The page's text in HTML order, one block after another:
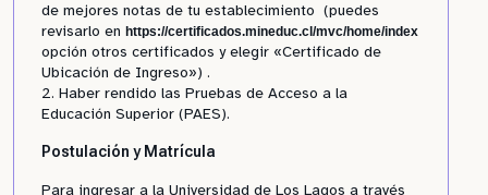
de mejores notas de tu establecimiento (puedes
revisarlo en https://certificados.mineduc.cl/mvc/home/index
opción otros certificados y elegir «Certificado de
Ubicación de Ingreso») .
2. Haber rendido las Pruebas de Acceso a la
Educación Superior (PAES).
Postulación y Matrícula
Para ingresar a la Universidad de Los Lagos a través